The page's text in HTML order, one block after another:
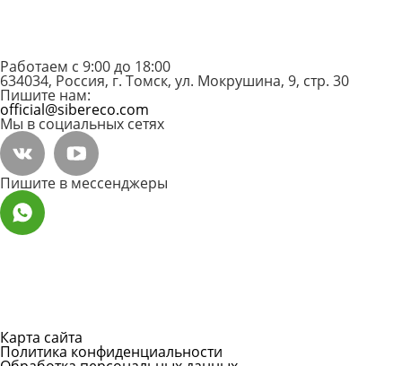
Работаем с 9:00 до 18:00
634034, Россия, г. Томск, ул. Мокрушина, 9, стр. 30
Пишите нам:
official@sibereco.com
Мы в социальных сетях
Пишите в мессенджеры
Карта сайта
Политика конфиденциальности